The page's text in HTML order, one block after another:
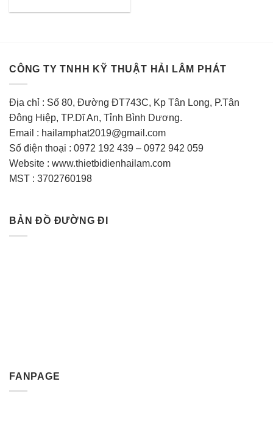
CÔNG TY TNHH KỸ THUẬT HẢI LÂM PHÁT
Địa chỉ : Số 80, Đường ĐT743C, Kp Tân Long, P.Tân
Đông Hiệp, TP.Dĩ An, Tỉnh Bình Dương.
Email : hailamphat2019@gmail.com
Số điện thoại : 0972 192 439 – 0972 942 059
Website : www.thietbidienhailam.com
MST : 3702760198
BẢN ĐỒ ĐƯỜNG ĐI
FANPAGE